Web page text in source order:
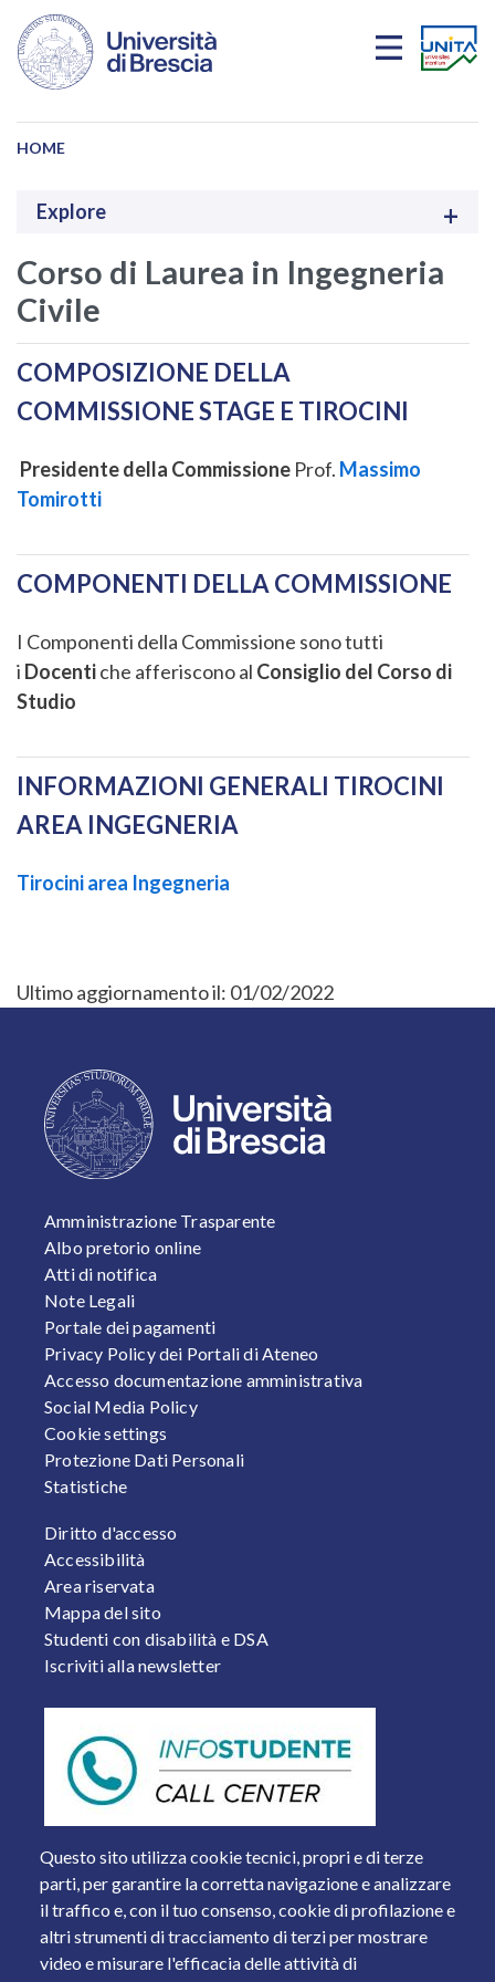
Salta al contenuto principale
HOME
Explore
Corso di Laurea in Ingegneria
Civile
COMPOSIZIONE DELLA
COMMISSIONE STAGE E TIROCINI
Presidente della Commissione Prof. Massimo
Tomirotti
COMPONENTI DELLA COMMISSIONE
I Componenti della Commissione sono tutti
i Docentiche afferiscono al Consiglio del Corso di
Studio
INFORMAZIONI GENERALI TIROCINI
AREA INGEGNERIA
Tirocini area Ingegneria
Ultimo aggiornamento il: 01/02/2022
Questo sito utilizza cookie tecnici, propri e di terze
parti, per garantire la corretta navigazione e analizzare
il traffico e, con il tuo consenso, cookie di profilazione e
altri strumenti di tracciamento di terzi per mostrare
video e misurare l'efficacia delle attività di
FOOTER 1
Amministrazione Trasparente
Albo pretorio online
Atti di notifica
Note Legali
Portale dei pagamenti
Privacy Policy dei Portali di Ateneo
Accesso documentazione amministrativa
Social Media Policy
Cookie settings
Protezione Dati Personali
Statistiche
FOOTER 2
Diritto d'accesso
Accessibilità
Area riservata
Mappa del sito
Studenti con disabilità e DSA
Iscriviti alla newsletter